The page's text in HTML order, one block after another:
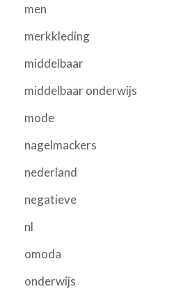
men
merkkleding
middelbaar
middelbaar onderwijs
mode
nagelmackers
nederland
negatieve
nl
omoda
onderwijs